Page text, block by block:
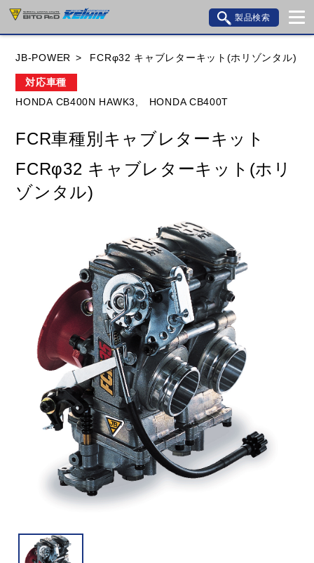
製品検索
HUSQVANA
閉じる
JB-POWER FCRφ32 キャブレターキット(ホリゾンタル)
対応車種
HONDA CB400N HAWK3,
HONDA CB400T
FCR車種別キャブレターキット
FCRφ32 キャブレターキット(ホリ
ゾンタル)